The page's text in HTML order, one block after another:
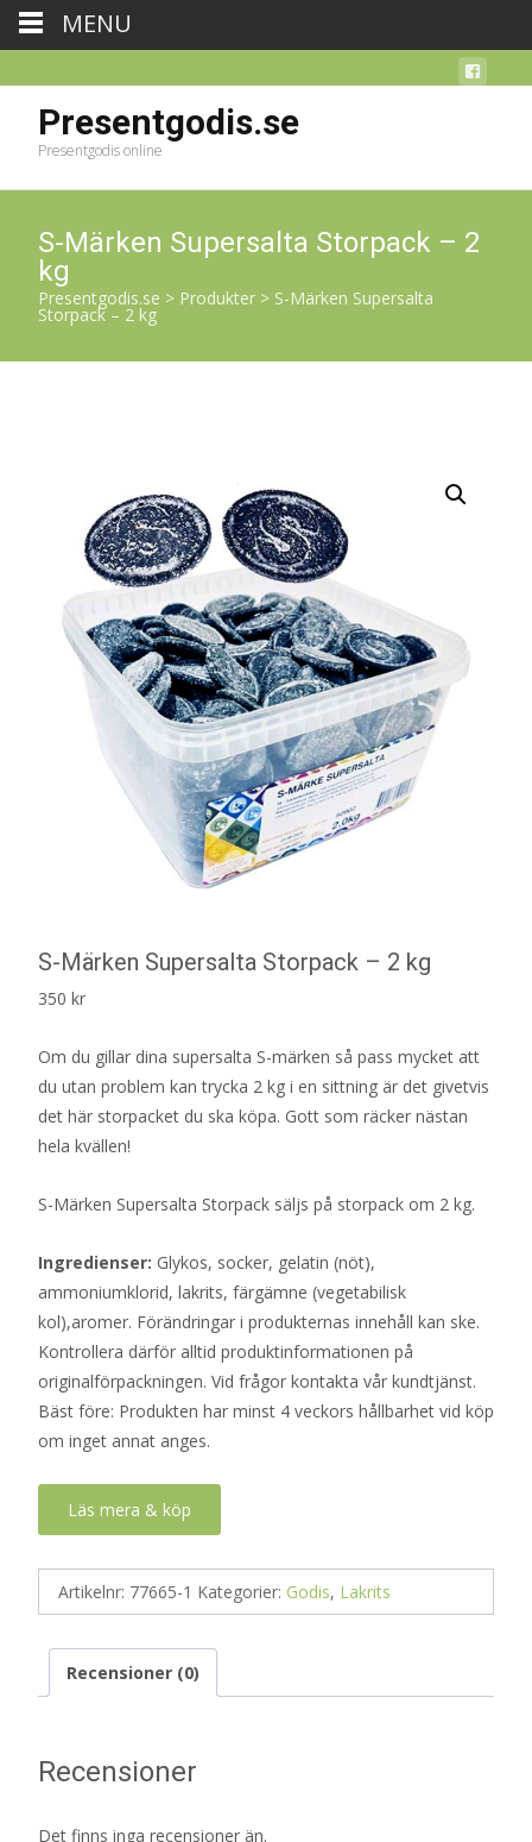
Presentgodis.se
Presentgodis online
S-Märken Supersalta Storpack – 2
kg
Presentgodis.se > Produkter > S-Märken Supersalta
Storpack – 2 kg
S-Märken Supersalta Storpack – 2 kg
350 kr
Om du gillar dina supersalta S-märken så pass mycket att
du utan problem kan trycka 2 kg i en sittning är det givetvis
det här storpacket du ska köpa. Gott som räcker nästan
hela kvällen!
S-Märken Supersalta Storpack säljs på storpack om 2 kg.
Ingredienser: Glykos, socker, gelatin (nöt),
ammoniumklorid, lakrits, färgämne (vegetabilisk
kol),aromer. Förändringar i produkternas innehåll kan ske.
Kontrollera därför alltid produktinformationen på
originalförpackningen. Vid frågor kontakta vår kundtjänst.
Bäst före: Produkten har minst 4 veckors hållbarhet vid köp
om inget annat anges.
Läs mera & köp
Artikelnr: 77665-1 Kategorier: Godis, Lakrits
Recensioner (0)
Recensioner
Det finns inga recensioner än.
MENU